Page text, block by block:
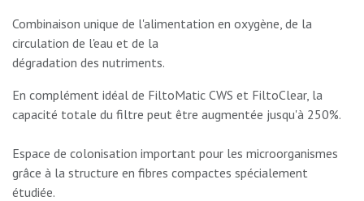
Combinaison unique de l'alimentation en oxygène, de la
circulation de l'eau et de la
dégradation des nutriments.
En complément idéal de FiltoMatic CWS et FiltoClear, la
capacité totale du filtre peut être augmentée jusqu'à 250%.
Espace de colonisation important pour les microorganismes
grâce à la structure en fibres compactes spécialement
étudiée.